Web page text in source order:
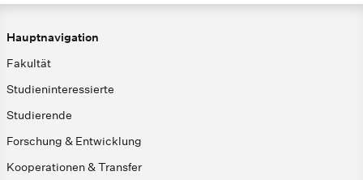
Hauptnavigation
Fakultät
Studieninteressierte
Studierende
Forschung & Entwicklung
Kooperationen & Transfer